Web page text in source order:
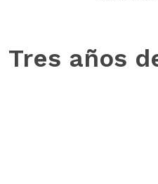
Tres años